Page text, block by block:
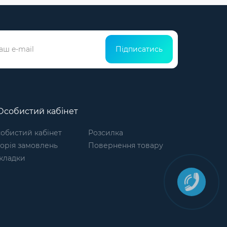
Підписатись
кабінет
кабінет
замовлень
Розсилка
Повернення товару